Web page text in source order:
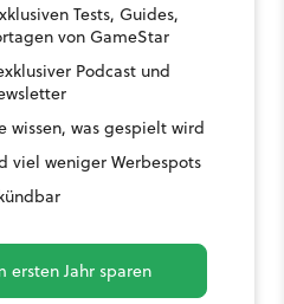
Tests, Guides,
von GameStar
Podcast und
wissen, was gespielt wird
viel weniger Werbespots
ersten Jahr sparen